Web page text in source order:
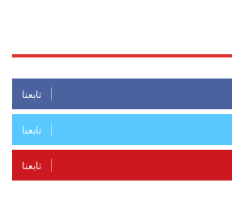
تابعنا
تابعنا
تابعنا